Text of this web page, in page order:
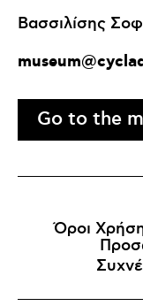
Βασσιλίσης
Go to the
Όροι